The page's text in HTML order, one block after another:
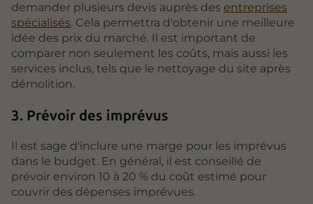
demander plusieurs devis auprès des entreprises
spécialisés. Cela permettra d'obtenir une meilleure
idée des prix du marché. Il est important de
comparer non seulement les coûts, mais aussi les
services inclus, tels que le nettoyage du site après
démolition.
3. Prévoir des imprévus
Il est sage d'inclure une marge pour les imprévus
dans le budget. En général, il est conseillé de
prévoir environ 10 à 20 % du coût estimé pour
couvrir des dépenses imprévues.